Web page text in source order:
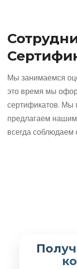
Мы занимаемся
это время мы
сертификатов. Мы
предлагаем
всегда